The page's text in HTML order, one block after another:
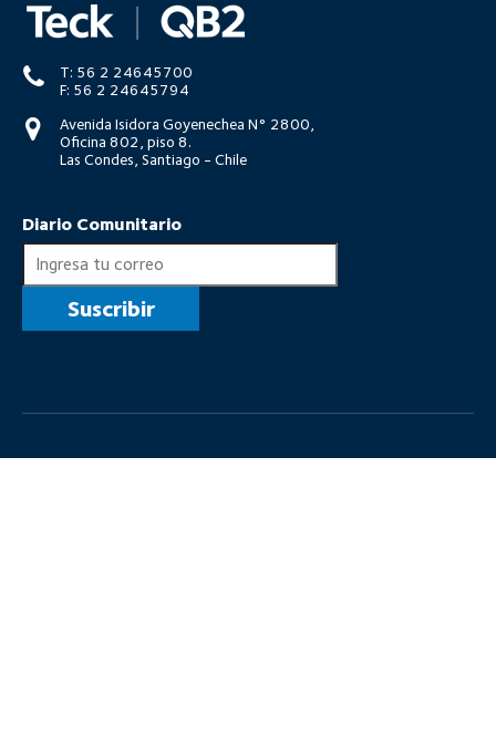
T: 56 2 24645700
F: 56 2 24645794
Avenida Isidora Goyenechea N° 2800,
Oficina 802, piso 8.
Las Condes, Santiago - Chile
Diario Comunitario